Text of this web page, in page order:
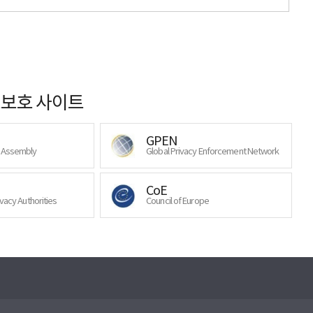
호 사이트
GPEN
Global Privacy Enforcement Network
Authorities
CoE
Council of Europe